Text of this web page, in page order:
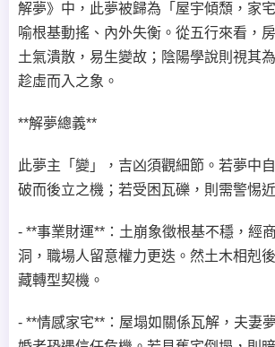
解夢》中，此夢被歸為「屋宇傾頹，家
喻根基動搖、內外失衡。從五行來看，
土氣潰散，易生變故；陰陽學說則視其
趁虛而入之象。
**解夢總義**
此夢主「變」，吉凶須觀細節。若夢中
破而後立之機；若受困瓦礫，則需警惕近
- **事業財運**：土崩象徵根基不穩，經
洞，職場人留意權力更迭。然土木相剋
藏轉型契機。
- **情感家宅**：屋塌如關係瓦解，夫妻